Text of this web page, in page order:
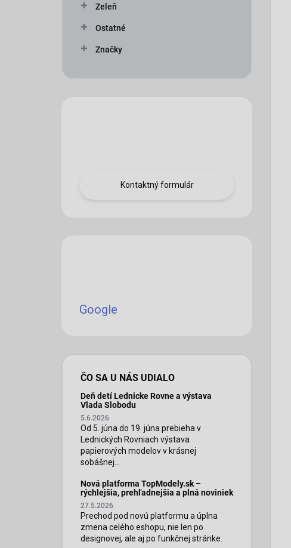
Zeleň
Ostatné
Značky
Kontaktný formulár
Google
ČO SA U NÁS UDIALO
Deň detí Lednicke Rovne a výstava
Vlada Slobodu
5.6.2026
Od 5. júna do 19. júna prebieha v
Lednických Rovniach výstava
papierových modelov v krásnej
sobášnej...
Nová platforma TopModely.sk –
rýchlejšia, prehľadnejšia a plná noviniek
27.5.2026
Prechod pod novú platformu a úplna
zmena celého eshopu, nie len po
designovej, ale aj po funkčnej stránke.